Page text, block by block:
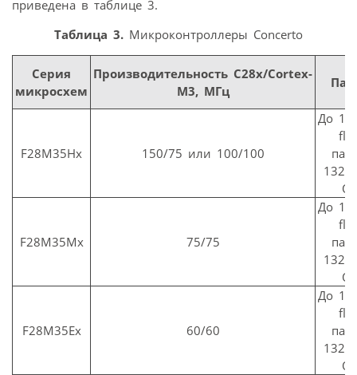
приведена в таблице 3.
Таблица 3. Микроконтроллеры Concerto
Серия
микросхем
Производительность C28x/Cortex-
M3, MГц
F28M35Hx 150/75 или 100/100
До 1
132
F28M35Mx 75/75
До 1
132
F28M35Ex 60/60
До 1
132